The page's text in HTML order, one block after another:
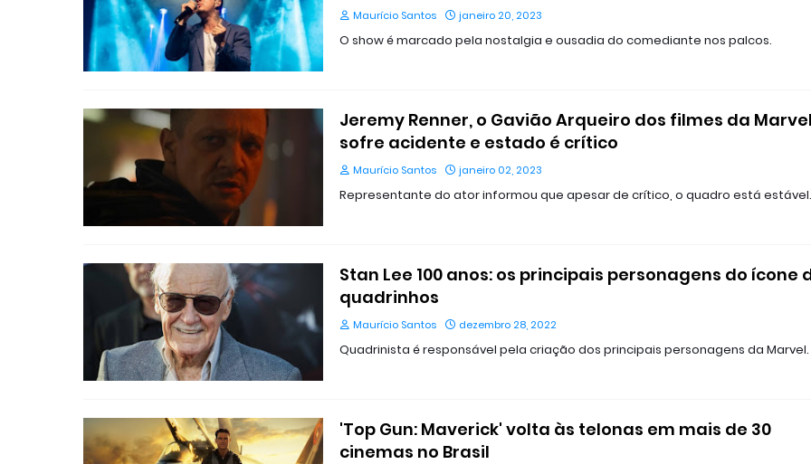
Maurício Santos janeiro 20, 2023
O show é marcado pela nostalgia e ousadia do comediante nos palcos.
Jeremy Renner, o Gavião Arqueiro dos filmes da
sofre acidente e estado é crítico
Maurício Santos janeiro 02, 2023
Representante do ator informou que apesar de crítico, o quadro está estável.
Stan Lee 100 anos: os principais personagens do ícone
quadrinhos
Maurício Santos dezembro 28, 2022
Quadrinista é responsável pela criação dos principais personagens da Marvel.
'Top Gun: Maverick' volta às telonas em mais de 30
cinemas no Brasil